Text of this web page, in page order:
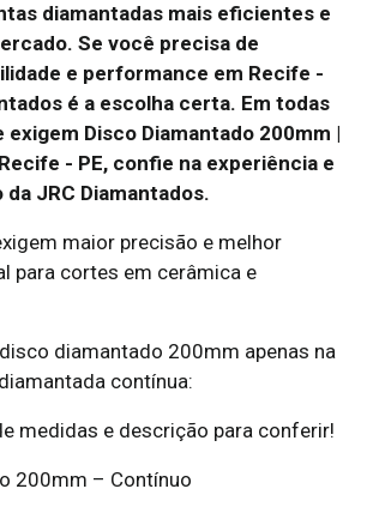
diamantadas mais eficientes e
Se você precisa de
e performance em Recife -
é a escolha certa. Em todas
exigem Disco Diamantado 200mm |
- PE, confie na experiência e
JRC Diamantados.
maior precisão e melhor
para cortes em cerâmica e
diamantado 200mm apenas na
contínua:
medidas e descrição para conferir!
200mm – Contínuo